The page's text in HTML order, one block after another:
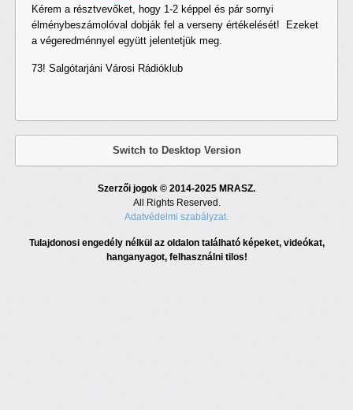
Kérem a résztvevőket, hogy 1-2 képpel és pár sornyi
élménybeszámolóval dobják fel a verseny értékelését! Ezeket
a végeredménnyel együtt jelentetjük meg.
73! Salgótarjáni Városi Rádióklub
Switch to Desktop Version
Szerzői jogok © 2014-2025 MRASZ.
All Rights Reserved.
Adatvédelmi szabályzat.
Tulajdonosi engedély nélkül az oldalon található képeket, videókat,
hanganyagot, felhasználni tilos!